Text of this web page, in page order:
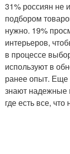
31% россиян не
подбором
нужно. 19%
интерьеров,
в процессе
используют в
ранее опыт. Еще
знают надежные
где есть все, что